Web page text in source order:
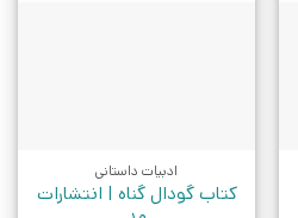
ادبیات داستانی
کتاب گودال گناه | انتشارات